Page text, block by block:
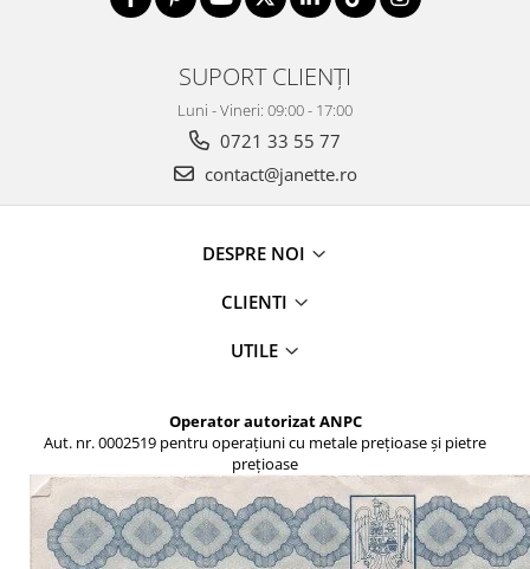
SUPORT CLIENȚI
Luni - Vineri: 09:00 - 17:00
0721 33 55 77
contact@janette.ro
DESPRE NOI
CLIENTI
UTILE
Operator autorizat ANPC
Aut. nr. 0002519 pentru operațiuni cu metale prețioase și pietre
prețioase